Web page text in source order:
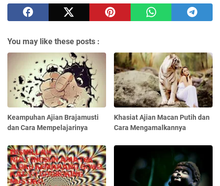
You may like these posts :
Keampuhan Ajian Brajamusti
dan Cara Mempelajarinya
Khasiat Ajian Macan Putih dan
Cara Mengamalkannya